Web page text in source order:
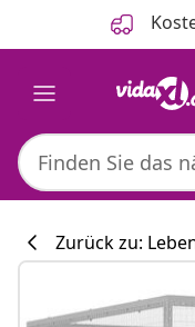
Zurück zu: